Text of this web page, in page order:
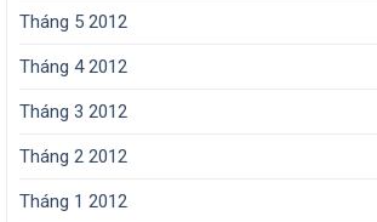
Tháng 5 2012
Tháng 4 2012
Tháng 3 2012
Tháng 2 2012
Tháng 1 2012